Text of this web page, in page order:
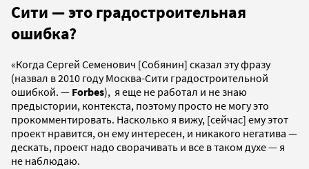
Сити — это градостроительная
ошибка?
«Когда Сергей Семенович [Собянин] сказал эту фразу
(назвал в 2010 году Москва-Сити градостроительной
ошибкой. — Forbes), я еще не работал и не знаю
предыстории, контекста, поэтому просто не могу это
прокомментировать. Насколько я вижу, [сейчас] ему этот
проект нравится, он ему интересен, и никакого негатива —
дескать, проект надо сворачивать и все в таком духе — я
не наблюдаю.